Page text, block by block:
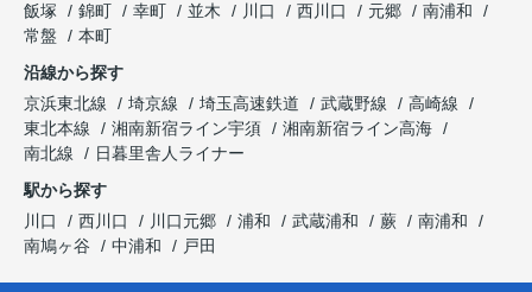
飯塚
錦町 幸町 並木 川口 西川口 元郷
南浦和
常盤
本町
沿線から探す
京浜東北線
埼京線 埼玉高速鉄道 武蔵野線
高崎線
東北本線
湘南新宿ライン宇須
湘南新宿ライン高海
南北線
日暮里舎人ライナー
駅から探す
川口
西川口 川口元郷 浦和 武蔵浦和 蕨
南浦和
南鳩ヶ谷
中浦和 戸田